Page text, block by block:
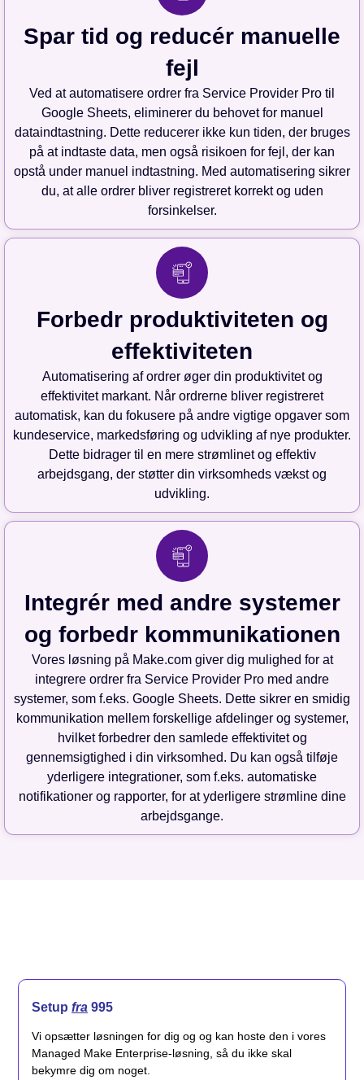
Spar tid og reducér manuelle
fejl
Ved at automatisere ordrer fra Service Provider Pro til
Google Sheets, eliminerer du behovet for manuel
dataindtastning. Dette reducerer ikke kun tiden, der bruges
på at indtaste data, men også risikoen for fejl, der kan
opstå under manuel indtastning. Med automatisering sikrer
du, at alle ordrer bliver registreret korrekt og uden
forsinkelser.
Forbedr produktiviteten og
effektiviteten
Automatisering af ordrer øger din produktivitet og
effektivitet markant. Når ordrerne bliver registreret
automatisk, kan du fokusere på andre vigtige opgaver som
kundeservice, markedsføring og udvikling af nye produkter.
Dette bidrager til en mere strømlinet og effektiv
arbejdsgang, der støtter din virksomheds vækst og
udvikling.
Integrér med andre systemer
og forbedr kommunikationen
Vores løsning på Make.com giver dig mulighed for at
integrere ordrer fra Service Provider Pro med andre
systemer, som f.eks. Google Sheets. Dette sikrer en smidig
kommunikation mellem forskellige afdelinger og systemer,
hvilket forbedrer den samlede effektivitet og
gennemsigtighed i din virksomhed. Du kan også tilføje
yderligere integrationer, som f.eks. automatiske
notifikationer og rapporter, for at yderligere strømline dine
arbejdsgange.
Setup fra 995
Vi opsætter løsningen for dig og og kan hoste den i vores
Managed Make Enterprise-løsning, så du ikke skal
bekymre dig om noget.